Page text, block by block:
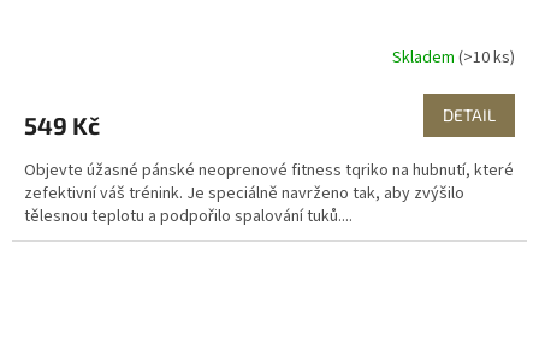
Skladem (>10 ks)
549 Kč DETAIL
Objevte úžasné pánské neoprenové fitness tqriko na hubnutí, které
zefektivní váš trénink. Je speciálně navrženo tak, aby zvýšilo
tělesnou teplotu a podpořilo spalování tuků....